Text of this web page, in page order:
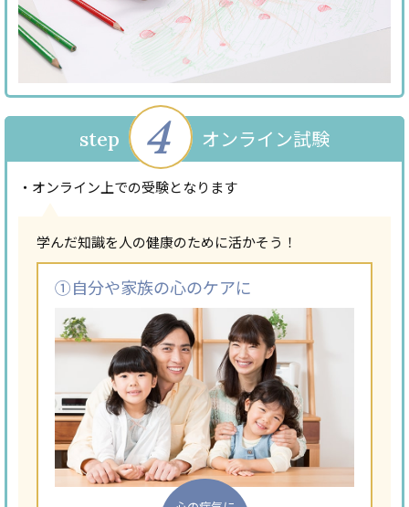
step 4 オンライン試験
・オンライン上での受験となります
学んだ知識を人の健康のために活かそう！
①自分や家族の心のケアに